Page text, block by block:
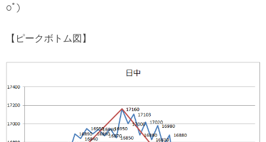
oﾟ)
【ピークボトム図】